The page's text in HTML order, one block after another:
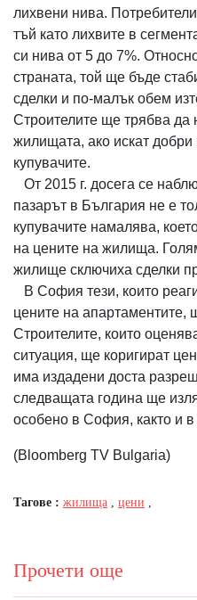
лихвени нива.
тъй като лихвите в
си нива от 5 до 7%.
страната, той ще бъде
сделки и по-малък обем
Строителите ще трябва да
жилищата, ако искат
купувачите.
От 2015 г. досега се
пазарът в България не е
купувачите намалява,
на цените на жилища.
жилище сключиха сделки
В София тези, които
цените на апартаментите,
Строителите, които
ситуация, ще коригират
има издадени доста
следващата година ще
особено в София, както и в
(Bloomberg TV Bulgaria)
Тагове : жилища цени
Прочети още